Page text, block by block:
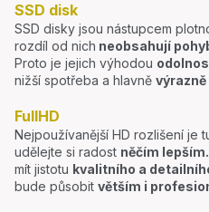
SSD disk
SSD disky jsou nástupcem
rozdíl od nich neobsahují
Proto je jejich výhodou
nižší spotřeba a hlavně
FullHD
Nejpoužívanější HD rozlišení je
udělejte si radost něčím lepším.
mít jistotu kvalitního a
bude působit větším i